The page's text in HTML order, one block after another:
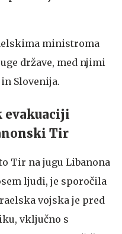
ministroma
države, med njimi
Slovenija.
evakuaciji
Tir
Tir na jugu Libanona
ljudi, je sporočila
vojska je pred
vključno s